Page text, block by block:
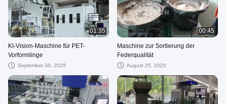
01:35
KI-Vision-Maschine für PET-
Vorformlinge
September 30, 2025
00:45
Maschine zur Sortierung der
Federqualität
August 25, 2025